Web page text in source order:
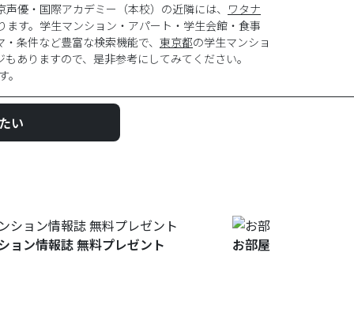
優・国際アカデミー（本校）の近隣には、 ワタナ
ます。学生マンション・アパート・学生会館・食事
条件など豊富な検索機能で、 東京都の学生マンショ
ありますので、是非参考にしてみてください。
い
ョン情報誌 無料プレゼント お部屋探しについて